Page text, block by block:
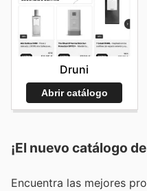
Druni
Abrir catálogo
¡El nuevo catálogo de